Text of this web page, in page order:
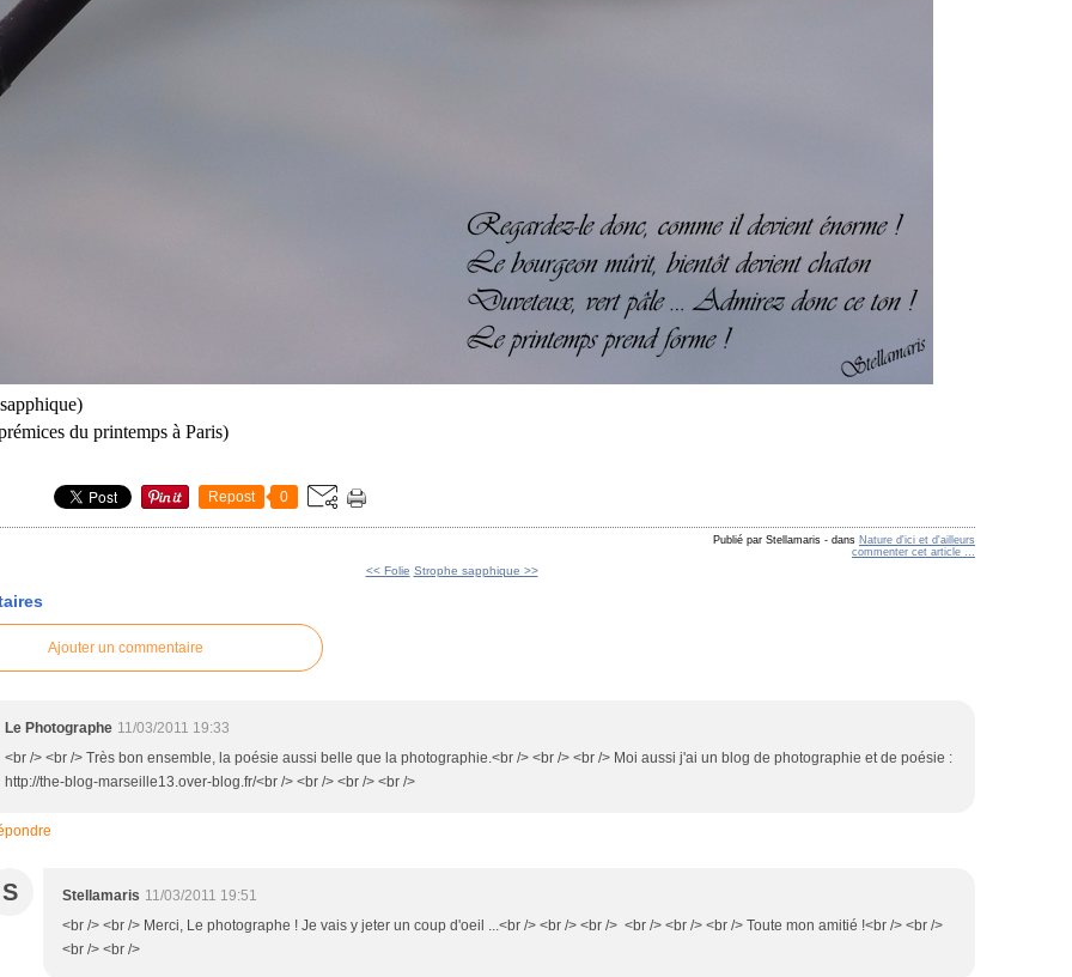
du printemps à Paris)
Repost 0
Publié par Stellamaris - dans Nature d'ici et d'ailleurs
commenter cet article …
<< Folie Strophe sapphique >>
Ajouter un commentaire
Le Photographe 11/03/2011 19:33
<br /> <br /> Très bon ensemble, la poésie aussi belle que la photographie.<br /> <br /> <br /> Moi aussi j'ai un blog de photographie et de poésie :
http://the-blog-marseille13.over-blog.fr/<br /> <br /> <br /> <br />
S Stellamaris 11/03/2011 19:51
<br /> <br /> Merci, Le photographe ! Je vais y jeter un coup d'oeil ...<br /> <br /> <br /> <br /> <br /> <br /> Toute mon amitié !<br /> <br />
<br /> <br />